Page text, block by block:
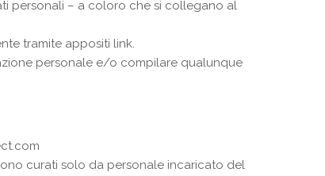
personali – a coloro che si collegano al
tramite appositi link.
personale e/o compilare qualunque
curati solo da personale incaricato del